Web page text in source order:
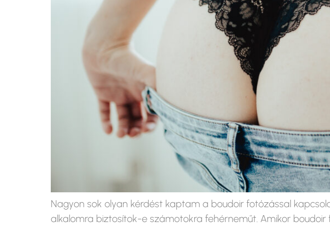
Nagyon sok olyan kérdést kaptam a boudoir fotózással
alkalomra biztosítok-e számotokra fehérneműt. Amikor